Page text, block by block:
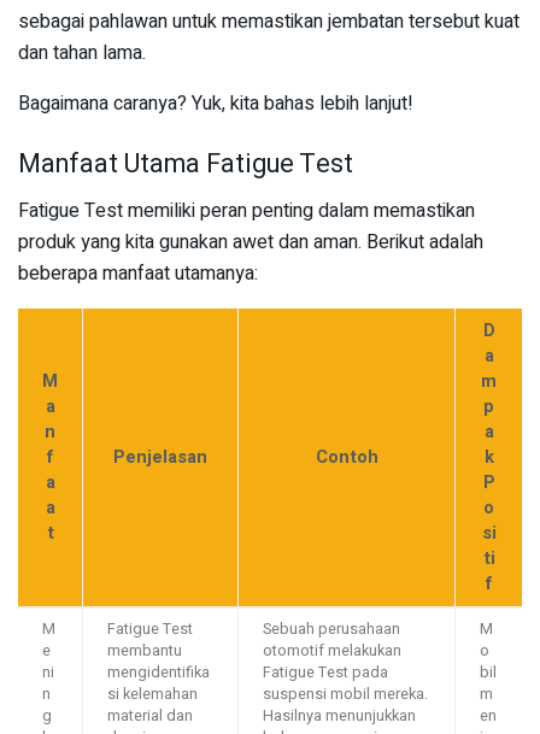
sebagai pahlawan untuk memastikan jembatan tersebut kuat
dan tahan lama.
Bagaimana caranya? Yuk, kita bahas lebih lanjut!
Manfaat Utama Fatigue Test
Fatigue Test memiliki peran penting dalam memastikan
produk yang kita gunakan awet dan aman. Berikut adalah
beberapa manfaat utamanya:
M
a
n
f
a
a
t
Penjelasan Contoh
D
a
m
p
a
k
P
o
si
ti
f
M
e
ni
n
g
Fatigue Test
membantu
mengidentifika
si kelemahan
material dan
Sebuah perusahaan
otomotif melakukan
Fatigue Test pada
suspensi mobil mereka.
Hasilnya menunjukkan
M
o
bil
m
en